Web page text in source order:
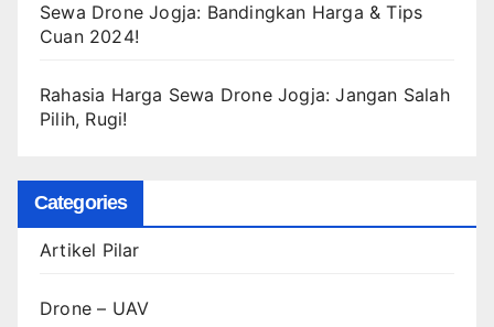
Sewa Drone Jogja: Bandingkan Harga & Tips
Cuan 2024!
Rahasia Harga Sewa Drone Jogja: Jangan Salah
Pilih, Rugi!
Categories
Artikel Pilar
Drone – UAV